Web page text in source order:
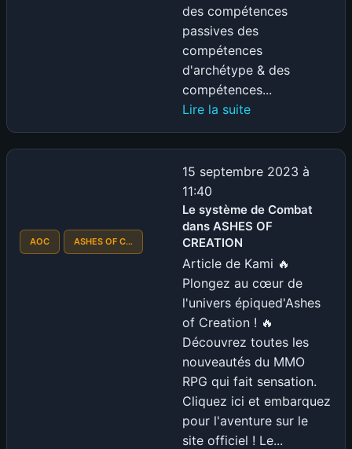
des compétences
passives des
compétences
d'archétype & des
compétences...
Lire la suite:
OF
CREATION
Les
compétences
AOC ASHES OF C…
15 septembre 2023 à
11:40
Le système de Combat
dans ASHES OF
CREATION
Article de Kami 🔥
Plongez au cœur de
l'univers épiqued'Ashes
of Creation ! 🔥
Découvrez toutes les
nouveautés du MMO
RPG qui fait sensation.
Cliquez ici et embarquez
pour l'aventure sur le
site officiel ! Le...